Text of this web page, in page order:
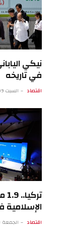
نيكي
في تاريخه
اقتصاد السبت 09 مايو 5:23 ص
الإسلامية في
اقتصاد الجمعة 08 مايو 2:19 م